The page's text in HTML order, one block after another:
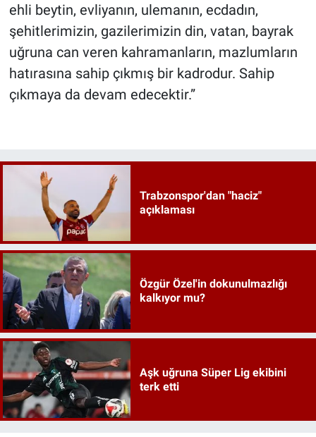
ehli beytin, evliyanın, ulemanın, ecdadın,
şehitlerimizin, gazilerimizin din, vatan, bayrak
uğruna can veren kahramanların, mazlumların
hatırasına sahip çıkmış bir kadrodur. Sahip
çıkmaya da devam edecektir.”
Trabzonspor'dan "haciz"
açıklaması
Özgür Özel'in dokunulmazlığı
kalkıyor mu?
Aşk uğruna Süper Lig ekibini
terk etti